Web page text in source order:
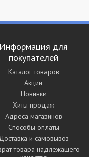
Информация для
покупателей
Каталог товаров
Акции
Новинки
Хиты продаж
Адреса магазинов
Способы оплаты
и самовывоз
товара надлежащего